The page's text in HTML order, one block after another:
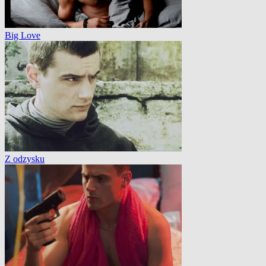
Big Love
Z odzysku